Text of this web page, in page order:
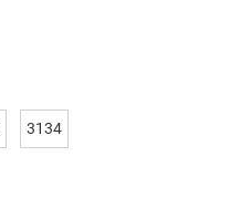
3134